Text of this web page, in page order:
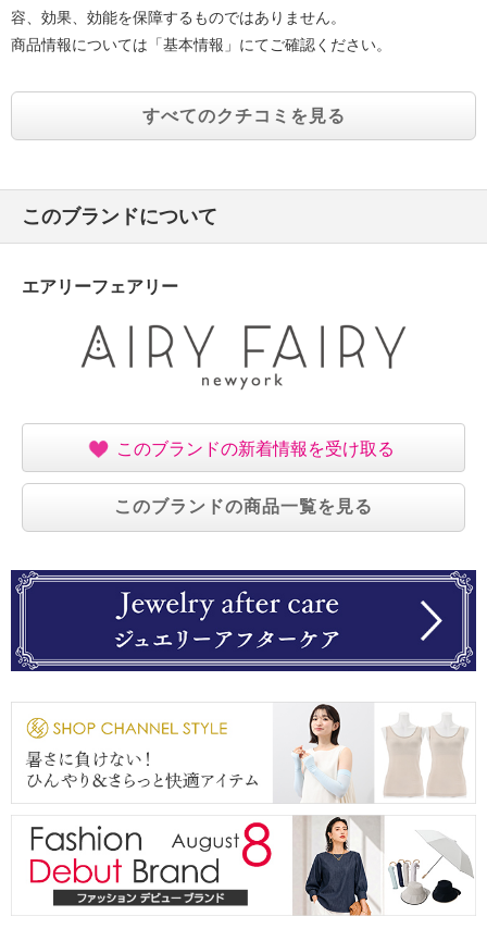
容、効果、効能を保障するものではありません。
商品情報については「基本情報」にてご確認ください。
すべてのクチコミを見る
このブランドについて
エアリーフェアリー
このブランドの新着情報を受け取る
このブランドの商品一覧を見る